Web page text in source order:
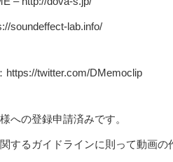
soundeffect-lab.info/
https://twitter.com/DMemoclip
への登録申請済みです。
するガイドラインに則って動画の